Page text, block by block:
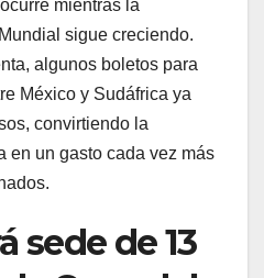
mientras la
sigue creciendo.
algunos boletos para
México y Sudáfrica ya
convirtiendo la
en un gasto cada vez más
sede de 13